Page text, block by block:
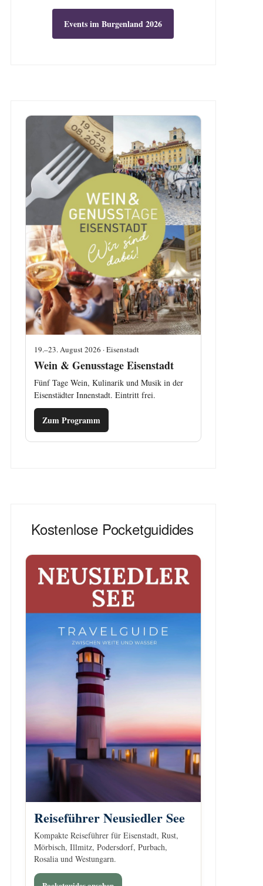
Events im Burgenland 2026
19.–23. August 2026 · Eisenstadt
Wein & Genusstage Eisenstadt
Fünf Tage Wein, Kulinarik und Musik in der
Eisenstädter Innenstadt. Eintritt frei.
Zum Programm
Kostenlose Pocketguidides
Reiseführer Neusiedler See
Kompakte Reiseführer für Eisenstadt, Rust,
Mörbisch, Illmitz, Podersdorf, Purbach,
Rosalia und Westungarn.